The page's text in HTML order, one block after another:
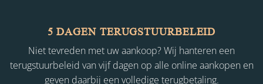
5 DAGEN TERUGSTUURBELEID
Niet tevreden met uw aankoop? Wij hanteren een
terugstuurbeleid van vijf dagen op alle online aankopen en
geven daarbij een volledige terugbetaling.